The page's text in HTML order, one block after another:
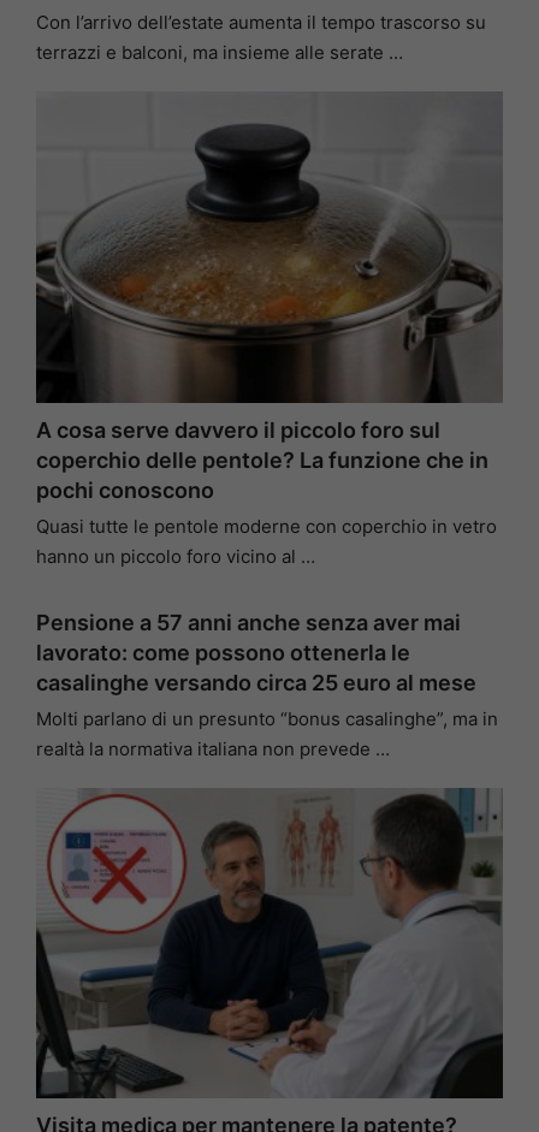
Con l’arrivo dell’estate aumenta il tempo trascorso su
terrazzi e balconi, ma insieme alle serate …
A cosa serve davvero il piccolo foro sul
coperchio delle pentole? La funzione che in
pochi conoscono
Quasi tutte le pentole moderne con coperchio in vetro
hanno un piccolo foro vicino al …
Pensione a 57 anni anche senza aver mai
lavorato: come possono ottenerla le
casalinghe versando circa 25 euro al mese
Molti parlano di un presunto “bonus casalinghe”, ma in
realtà la normativa italiana non prevede …
Visita medica per mantenere la patente?